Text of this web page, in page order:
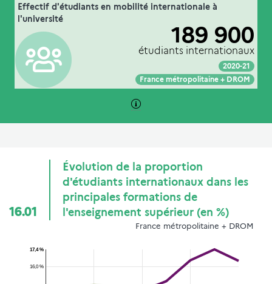
Effectif d'étudiants en mobilité internationale à
l'université
189 900
étudiants internationaux
2020-21
France métropolitaine + DROM
Voir :
Intégrer :
Partager :
Extrait de la fiche "
16. les étudiants en mobilité internationale
Source :
MESRE-DGESIP/DGRI-SIES
16.01
Évolution de la proportion
d'étudiants internationaux dans les
principales formations de
l'enseignement supérieur (en %)
France métropolitaine + DROM
16,0 %
17,4 %